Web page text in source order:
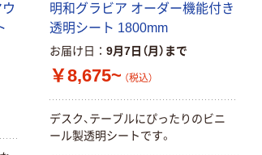
明和グラビア オーダー機能付き
透明シート 1800mm
お届け日 9月7日（月）まで
￥8,675~ （税込）
デスク、テーブルにぴったりのビニ
ール製透明シートです。